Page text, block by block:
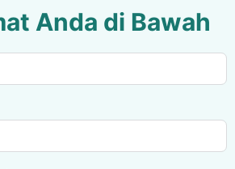
Anda di Bawah